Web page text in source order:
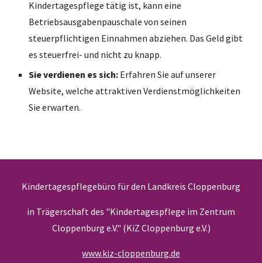
Kindertagespflege tätig ist, kann eine
Betriebsausgabenpauschale von seinen
steuerpflichtigen Einnahmen abziehen. Das Geld gibt
es steuerfrei- und nicht zu knapp.
Sie verdienen es sich: Erfahren Sie auf unserer
Website, welche attraktiven Verdienstmöglichkeiten
Sie erwarten.
Kindertagespflegebüro für den Landkreis Cloppenburg
in Trägerschaft des "Kindertagespflege im Zentrum
Cloppenburg e.V." (KiZ Cloppenburg e.V.)
www.kiz-cloppenburg.de